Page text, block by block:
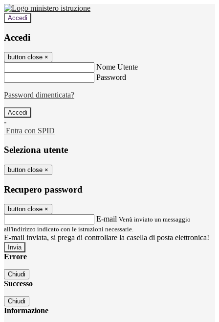
Accedi
Accedi
button close ×
Nome Utente
Password
Password dimenticata?
-
Entra con SPID
Seleziona utente
button close ×
Recupero password
button close ×
E-mail Verrà inviato un messaggio
all'indirizzo indicato con le istruzioni necessarie.
E-mail inviata, si prega di controllare la casella di posta elettronica!
Errore
Chiudi
Successo
Chiudi
Informazione